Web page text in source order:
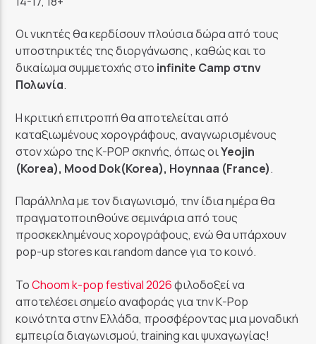
Οι νικητές θα κερδίσουν πλούσια δώρα από τους
υποστηρικτές της διοργάνωσης , καθώς και το
δικαίωμα συμμετοχής στο infinite Camp στην
Πολωνία.
Η κριτική επιτροπή θα αποτελείται από
καταξιωμένους χορογράφους, αναγνωρισμένους
στον χώρο της K-POP σκηνής, όπως οιYeojin
(Korea), Mood Dok(Korea), Hoynnaa (France).
Παράλληλα με τον διαγωνισμό, την ίδια ημέρα θα
πραγματοποιηθούνε σεμινάρια από τους
προσκεκλημένους χορογράφους, ενώ θα υπάρχουν
pop-up stores και random dance για το κοινό.
ToChoom k-pop festival 2026φιλοδοξεί να
αποτελέσει σημείο αναφοράς για την K-Pop
κοινότητα στην Ελλάδα, προσφέροντας μια μοναδική
εμπειρία διαγωνισμού, training και ψυχαγωγίας!